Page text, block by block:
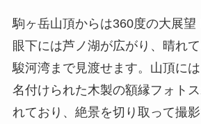
駒ヶ岳山頂からは360度の大展望
眼下には芦ノ湖が広がり、晴れ
駿河湾まで見渡せます。山頂に
名付けられた木製の額縁フォト
れており、絶景を切り取って撮